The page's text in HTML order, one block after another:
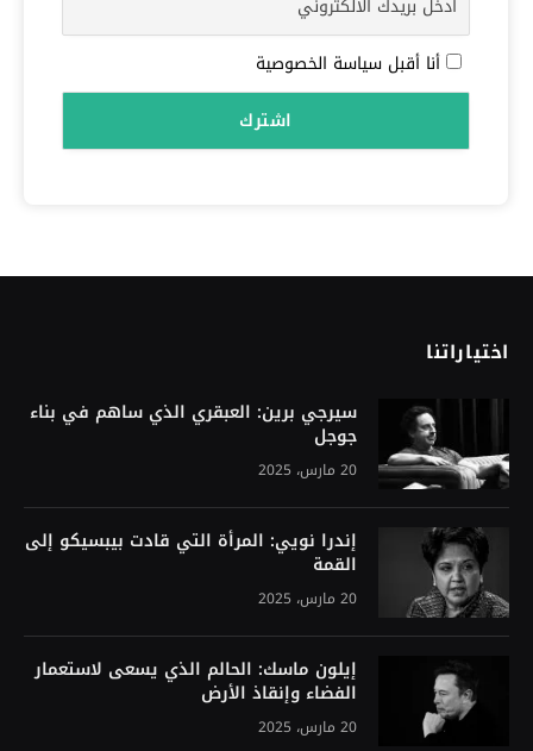
أنا أقبل سياسة الخصوصية
اختياراتنا
سيرجي برين: العبقري الذي ساهم في بناء
جوجل
20 مارس، 2025
إندرا نويي: المرأة التي قادت بيبسيكو إلى
القمة
20 مارس، 2025
إيلون ماسك: الحالم الذي يسعى لاستعمار
الفضاء وإنقاذ الأرض
20 مارس، 2025